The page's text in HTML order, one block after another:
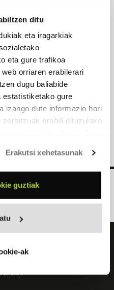
ditu
eta iragarkiak
eta gure trafikoa
orriaren erabilerari
dugu baliabide
gure
izango dute informazio hori
erabili dituzulako
Erakutsi xehetasunak
guztiak
ak